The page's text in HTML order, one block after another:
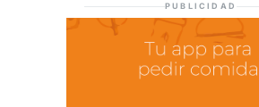
PUBLICIDAD